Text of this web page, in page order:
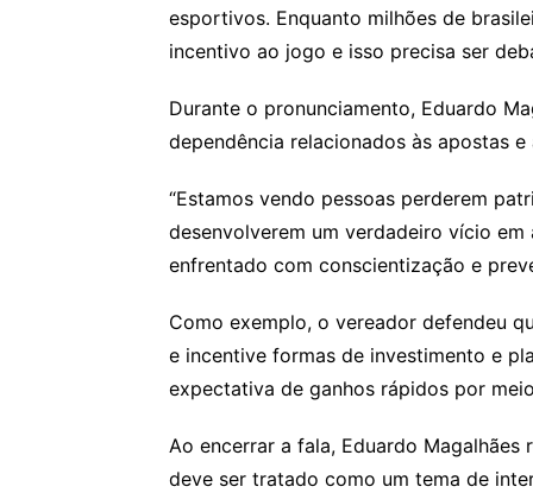
esportivos. Enquanto milhões de
incentivo ao jogo e isso precisa ser
Durante o pronunciamento, Eduardo
dependência relacionados às apostas
“Estamos vendo pessoas perderem
desenvolverem um verdadeiro vício
enfrentado com conscientização e
Como exemplo, o vereador defendeu
e incentive formas de investimento e
expectativa de ganhos rápidos por
Ao encerrar a fala, Eduardo
deve ser tratado como um tema de